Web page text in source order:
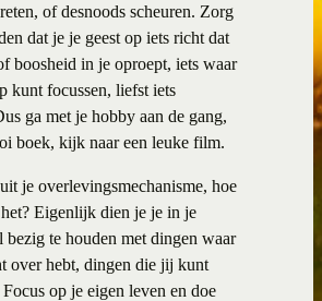
of desnoods scheuren. Zorg
dat je je geest op iets richt dat
boosheid in je oproept, iets waar
kunt focussen, liefst iets
ga met je hobby aan de gang,
boek, kijk naar een leuke film.
je overlevingsmechanisme, hoe
Eigenlijk dien je je in je
bezig te houden met dingen waar
over hebt, dingen die jij kunt
op je eigen leven en doe